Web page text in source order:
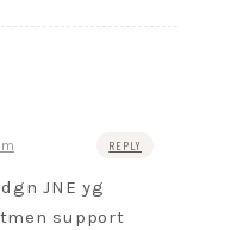
REPLY
JNE yg
support